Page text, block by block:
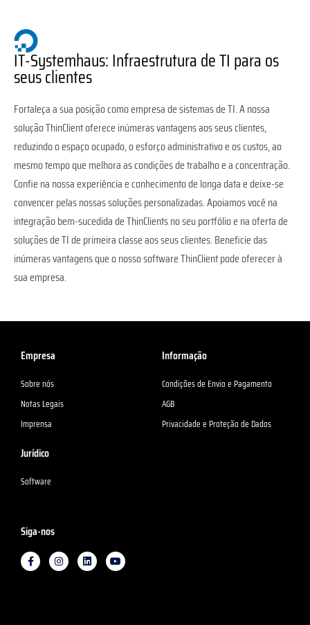
IT-Systemhaus: Infraestrutura de TI para os
seus clientes
Fortaleça a sua posição como empresa de sistemas de TI. A nossa
solução ThinClient oferece inúmeras vantagens aos seus clientes,
reduzindo o espaço ocupado, o esforço administrativo e os custos, ao
mesmo tempo que melhora as condições de trabalho e a concentração.
Confie na nossa experiência e conhecimento de longa data e deixe-se
convencer pelas nossas soluções personalizadas. Apoiamos você na
integração bem-sucedida de ThinClients no seu portfólio e na oferta de
soluções de TI de primeira classe aos seus clientes. Beneficie das
inúmeras vantagens que o nosso software ThinClient pode oferecer à
sua empresa.
Empresa
Sobre nós
Notas Legais
Imprensa
Informação
Condições de Envio e Pagamento
AGB
Privacidade e Proteção de Dados
Jurídico
Software
Siga-nos
F
a
c
I
n
s
L
i
n
Y
o
u